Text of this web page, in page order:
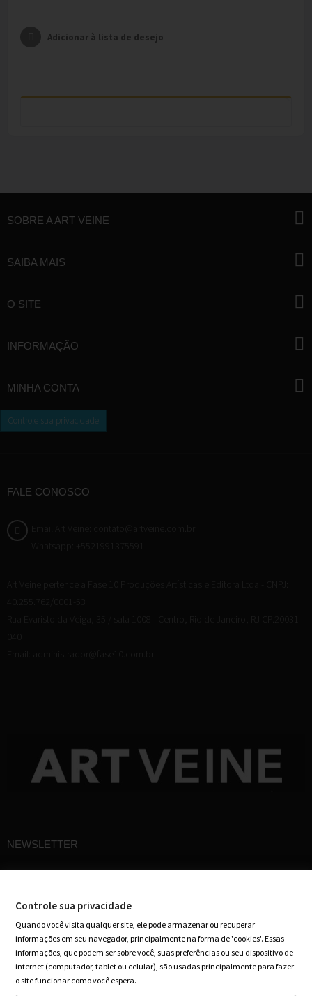
Adicionar à lista de desejo
SOBRE A ART VEINE
SAIBA MAIS
O SITE
INFORMAÇÃO
MINHA CONTA
Controle sua privacidade
FALE CONOSCO
NEWSLETTER
Controle sua privacidade
Quando você visita qualquer site, ele pode armazenar ou recuperar
informações em seu navegador, principalmente na forma de 'cookies'. Essas
informações, que podem ser sobre você, suas preferências ou seu dispositivo de
internet (computador, tablet ou celular), são usadas principalmente para fazer
o site funcionar como você espera.